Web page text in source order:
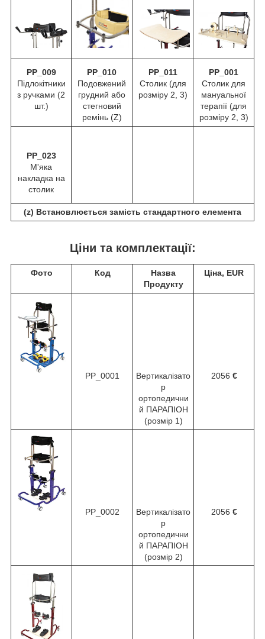
PP_009
Підлокітники
з ручками (2
шт.)
PP_010
Подовжений
грудний або
стегновий
ремінь (Z)
PP_011
Столик (для
розміру 2, 3)
PP_001
Столик для
мануальної
терапії (для
розміру 2, 3)
PP_023
М'яка
накладка на
столик
(z) Встановлюється замість стандартного елемента
Ціни та комплектації:
Фото Код
Назва
Продукту
Ціна, EUR
PP_0001
Вертикалізато
р
ортопедични
й ПАРАПІОН
(розмір 1)
2056 €
PP_0002
Вертикалізато
р
ортопедични
й ПАРАПІОН
(розмір 2)
2056 €